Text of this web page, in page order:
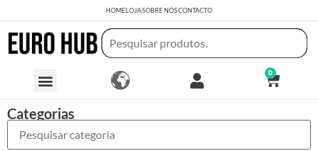
HOMELOJASOBRE NÓSCONTACTO
0
Categorias